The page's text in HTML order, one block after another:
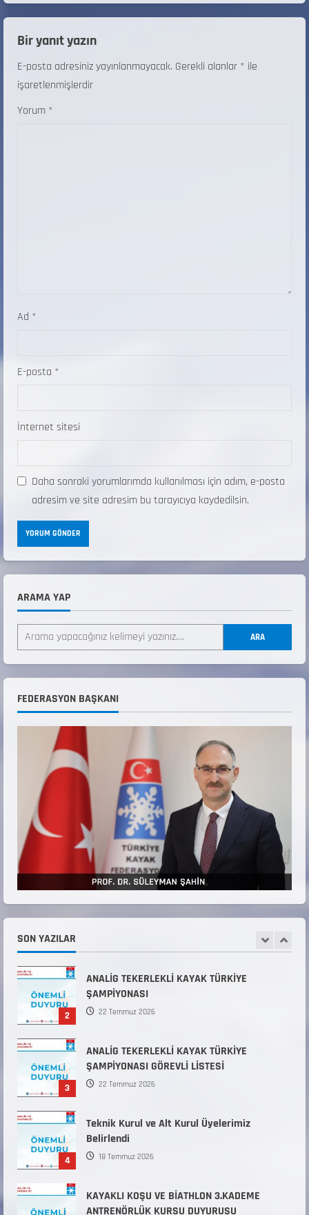
Bir yanıt yazın
E-posta adresiniz yayınlanmayacak. Gerekli alanlar * ile
işaretlenmişlerdir
Yorum *
Ad *
E-posta *
İnternet sitesi
Daha sonraki yorumlarımda kullanılması için adım, e-posta
adresim ve site adresim bu tarayıcıya kaydedilsin.
ARAMA YAP
ARA
FEDERASYON BAŞKANI
SON YAZILAR
2
ŞAMPİYONASI
22 Temmuz 2026
3
ŞAMPİYONASI GÖREVLİ LİSTESİ
Teknik Kurul ve Alt Kurul Üyelerimiz
Belirlendi
18 Temmuz 2026
5
KAYAKLI KOŞU VE BİATHLON 3.KADEME
ANTRENÖRLÜK KURSU DUYURUSU
12 Temmuz 2026
1
Millî Savunma Bakanlığı Kara, Deniz ve Hava
Kuvvetleri Komutanlıklarına 2026 Yılı (2026-
2
ANALİG TEKERLEKLİ KAYAK TÜRKİYE
ŞAMPİYONASI
22 Temmuz 2026
3
ANALİG TEKERLEKLİ KAYAK TÜRKİYE
ŞAMPİYONASI GÖREVLİ LİSTESİ
22 Temmuz 2026
4
Teknik Kurul ve Alt Kurul Üyelerimiz
Belirlendi
18 Temmuz 2026
KAYAKLI KOŞU VE BİATHLON 3.KADEME
ANTRENÖRLÜK KURSU DUYURUSU